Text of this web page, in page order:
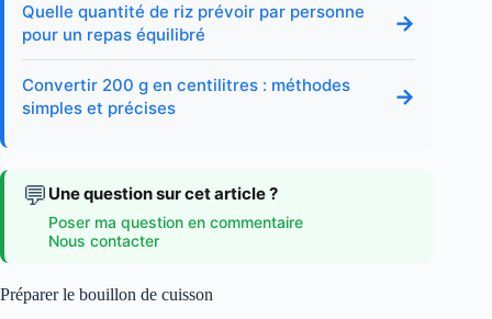
Quelle quantité de riz prévoir par personne
pour un repas équilibré
→
Convertir 200 g en centilitres : méthodes
simples et précises
→
💬 Une question sur cet article ?
Poser ma question en commentaire
Nous contacter
Préparer le bouillon de cuisson